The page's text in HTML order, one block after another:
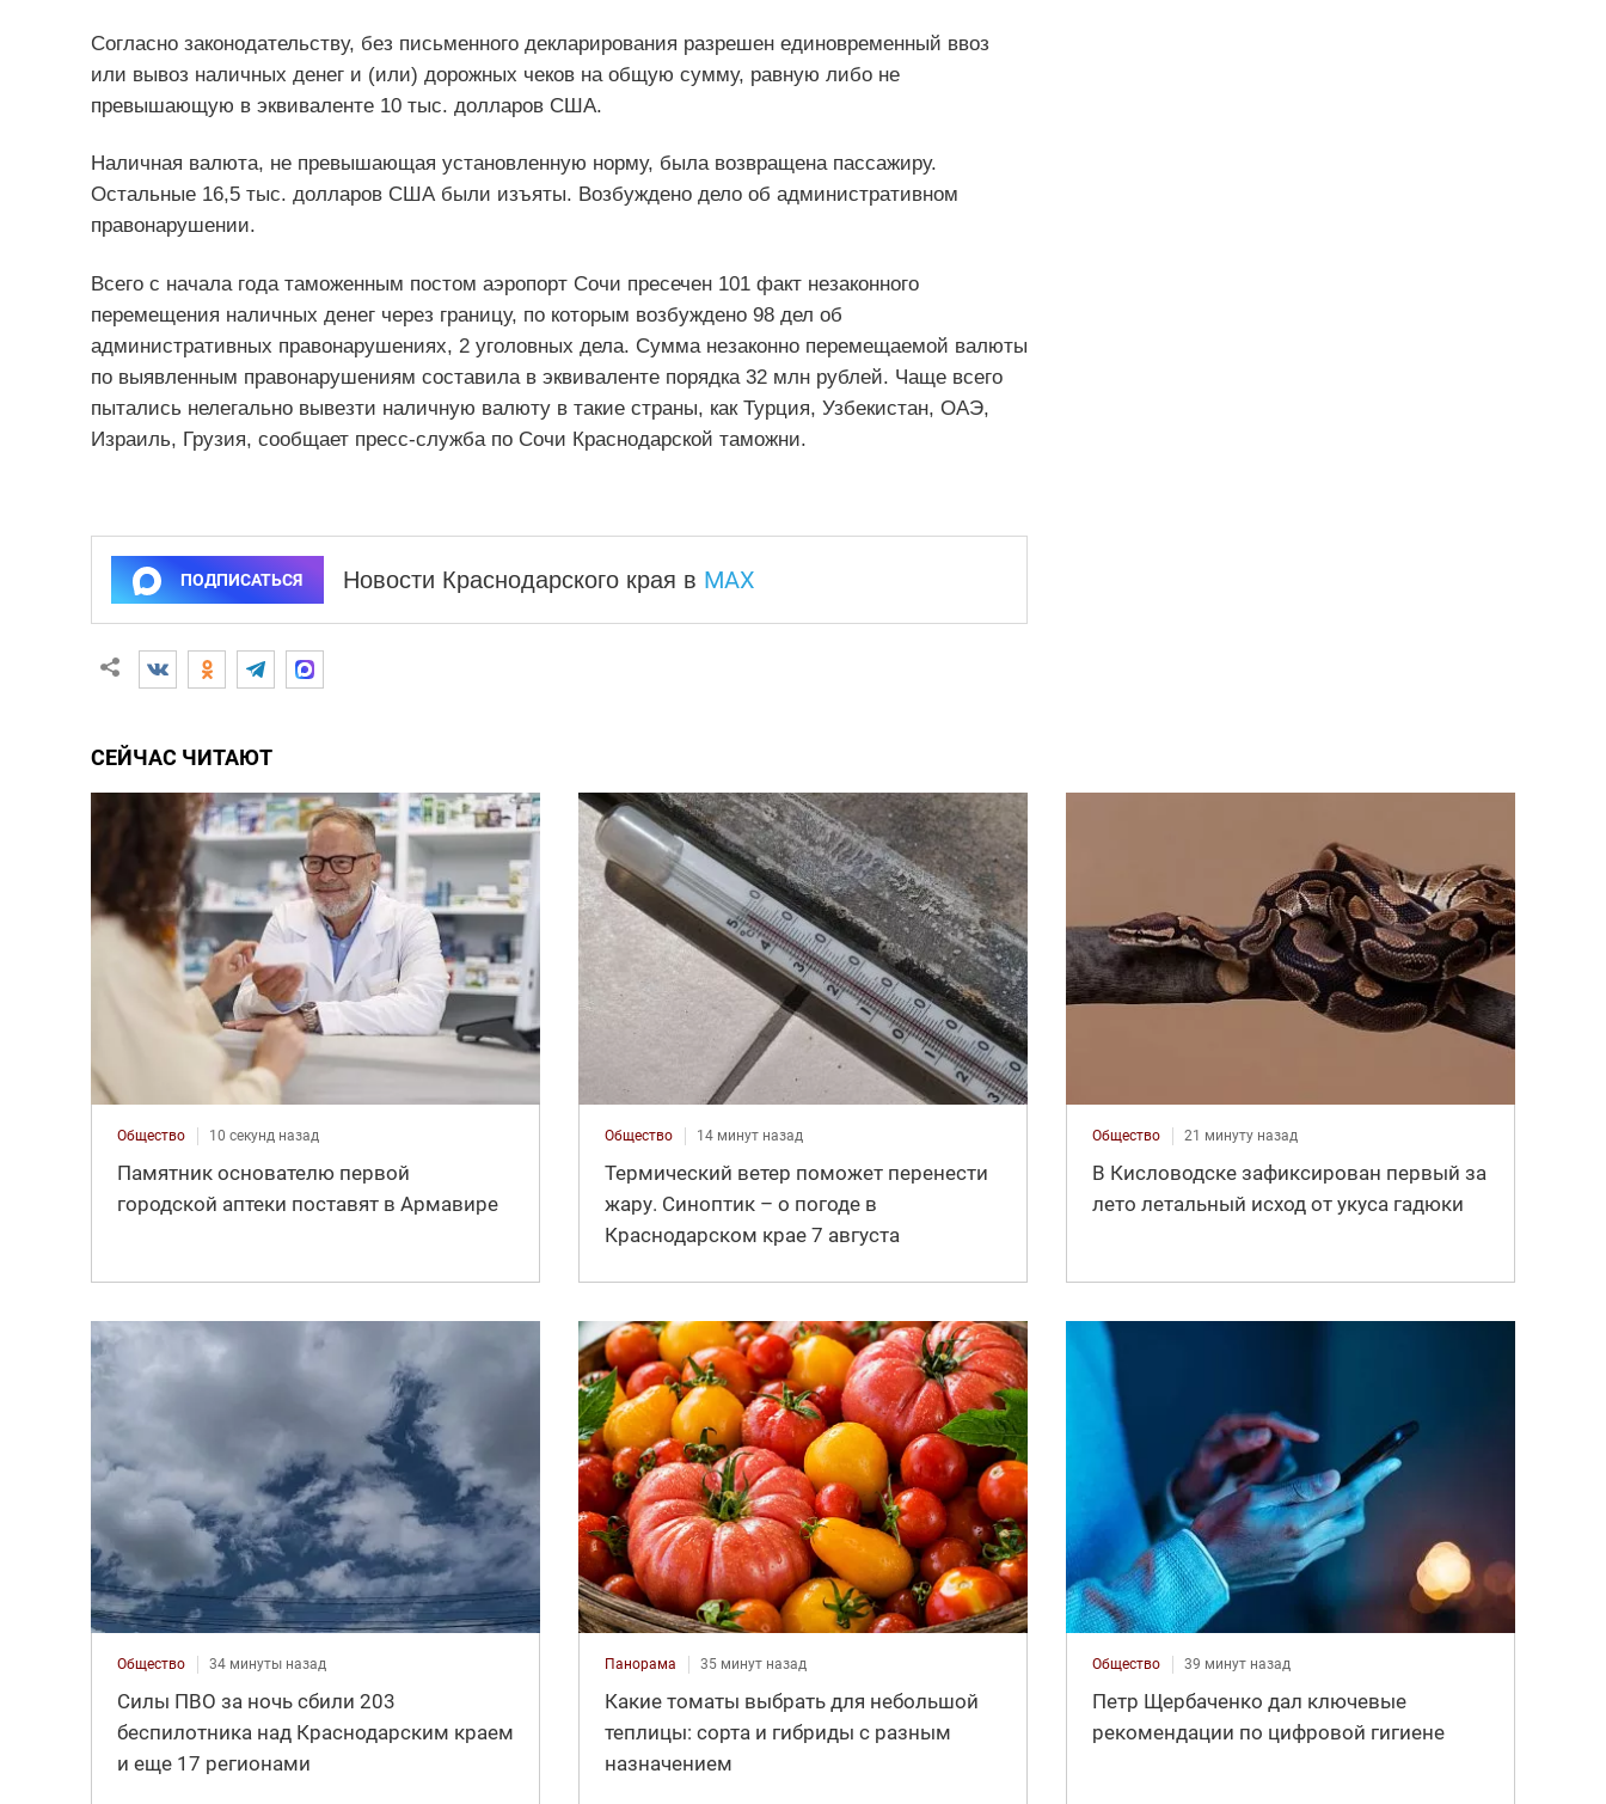
Согласно законодательству, без письменного декларирования разрешен единовременный ввоз
или вывоз наличных денег и (или) дорожных чеков на общую сумму, равную либо не
превышающую в эквиваленте 10 тыс. долларов США.
Наличная валюта, не превышающая установленную норму, была возвращена пассажиру.
Остальные 16,5 тыс. долларов США были изъяты. Возбуждено дело об административном
правонарушении.
Всего с начала года таможенным постом аэропорт Сочи пресечен 101 факт незаконного
перемещения наличных денег через границу, по которым возбуждено 98 дел об
административных правонарушениях, 2 уголовных дела. Сумма незаконно перемещаемой валюты
по выявленным правонарушениям составила в эквиваленте порядка 32 млн рублей. Чаще всего
пытались нелегально вывезти наличную валюту в такие страны, как Турция, Узбекистан, ОАЭ,
Израиль, Грузия, сообщает пресс-служба по Сочи Краснодарской таможни.
ПОДПИСАТЬСЯ Новости Краснодарского края в MAX
СЕЙЧАС ЧИТАЮТ
Общество 10 секунд назад
Памятник основателю первой
городской аптеки поставят в Армавире
Общество 14 минут назад
Термический ветер поможет перенести
жару. Синоптик – о погоде в
Краснодарском крае 7 августа
Общество 21 минуту назад
В Кисловодске зафиксирован первый за
лето летальный исход от укуса гадюки
Общество 34 минуты назад
Силы ПВО за ночь сбили 203
беспилотника над Краснодарским краем
и еще 17 регионами
Панорама 35 минут назад
Какие томаты выбрать для небольшой
теплицы: сорта и гибриды с разным
назначением
Общество 39 минут назад
Петр Щербаченко дал ключевые
рекомендации по цифровой гигиене